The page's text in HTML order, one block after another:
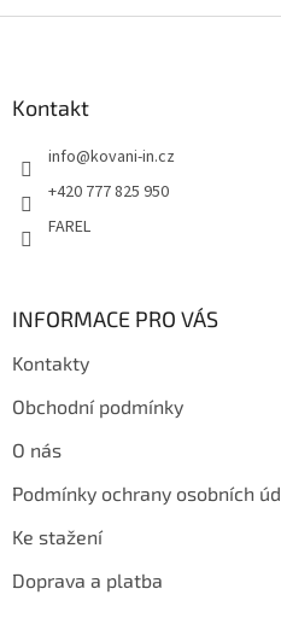
Kontakt
info@kovani-in.cz
+420 777 825 950
FAREL
INFORMACE PRO VÁS
Kontakty
Obchodní podmínky
O nás
Podmínky ochrany osobních
Ke stažení
Doprava a platba